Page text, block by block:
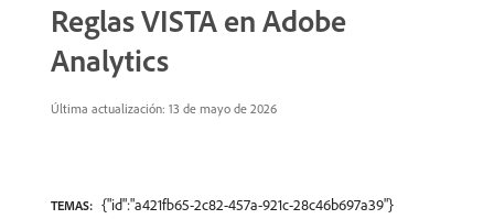
Reglas VISTA en Adobe
Analytics
Última actualización: 13 de mayo de 2026
TEMAS: {"id":"a421fb65-2c82-457a-921c-28c46b697a39"}